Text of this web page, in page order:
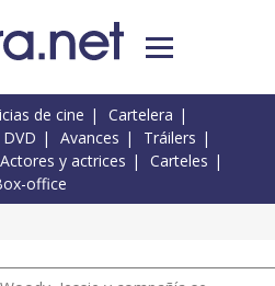
de cine
Cartelera
DVD Avances
Tráilers
Actores y actrices
Carteles
office